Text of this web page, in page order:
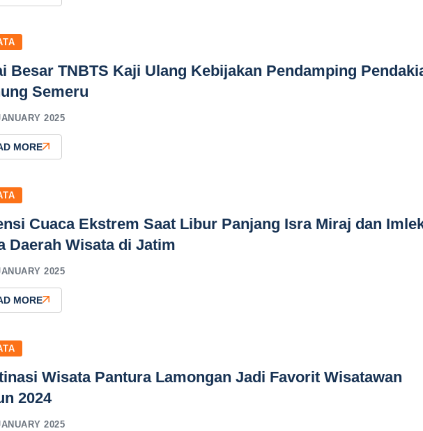
Besar TNBTS Kaji Ulang Kebijakan Pendamping
Semeru
2025
MORE
Cuaca Ekstrem Saat Libur Panjang Isra Miraj dan
Daerah Wisata di Jatim
2025
MORE
Wisata Pantura Lamongan Jadi Favorit Wisatawan
2024
2025